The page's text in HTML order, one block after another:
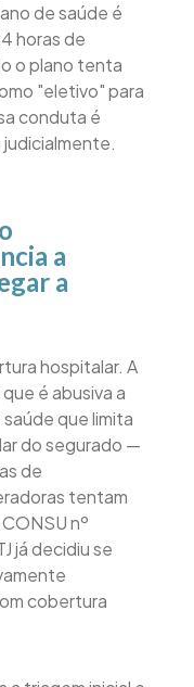
de saúde é
horas de
o plano tenta
"eletivo" para
conduta é
a
a
hospitalar. A
é abusiva a
que limita
do segurado —
de
tentam
nº
já decidiu se
cobertura